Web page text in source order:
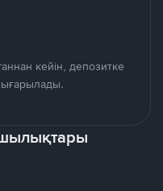
кейін, депозитке